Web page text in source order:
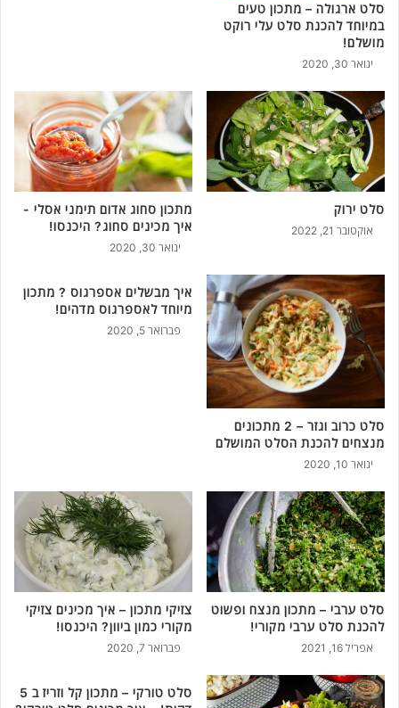
סלט ארגולה – מתכון טעים
במיוחד להכנת סלט עלי רוקט
מושלם!
ינואר 30, 2020
סלט ירוק
אוקטובר 21, 2022
מתכון סחוג אדום תימני אסלי -
איך מכינים סחוג? היכנסו!
ינואר 30, 2020
סלט כרוב וגזר – 2 מתכונים
מנצחים להכנת הסלט המושלם
ינואר 10, 2020
איך מבשלים אספרגוס ? מתכון
מיוחד לאספרגוס מדהים!
פברואר 5, 2020
סלט ערבי – מתכון מנצח ופשוט
להכנת סלט ערבי מקורי!
אפריל 16, 2021
צזיקי מתכון – איך מכינים צזיקי
מקורי כמון ביוון? היכנסו!
פברואר 7, 2020
סלט טורקי – מתכון קל וזריז ב 5